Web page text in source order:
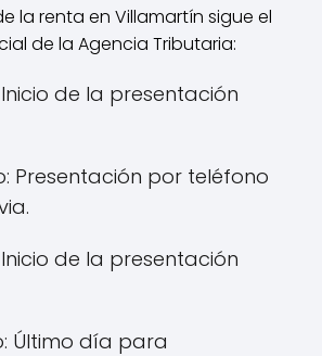
la renta en Villamartín sigue el
de la Agencia Tributaria:
de la presentación
Presentación por teléfono
de la presentación
Último día para